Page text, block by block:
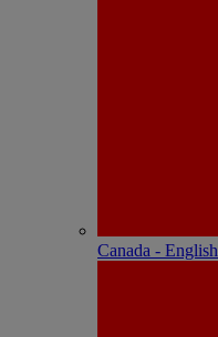
Canada - English